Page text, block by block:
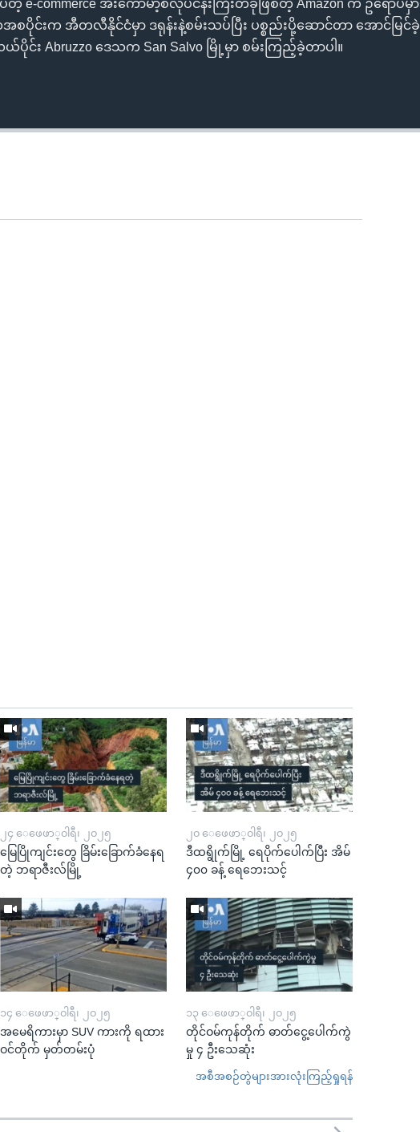
e-commerce အီးကော်မာ့စ်လုပ်ငန်းကြီးတခုဖြစ်တဲ့ Amazon က ဥရောပမှာ
င်းက အီတလီနိုင်ငံမှာ ဒရုန်းနဲ့စမ်းသပ်ပြီး ပစ္စည်းပို့ဆောင်တာ အောင်မြင်ခဲ့
Abruzzo ဒေသက San Salvo မြို့မှာ စမ်းကြည့်ခဲ့တာပါ။
၂၄ ေဖေဖာ္၀ါရီ၊ ၂၀၂၅
မြေပြိုကျင်းတွေ ခြိမ်းခြောက်ခံနေရ
တဲ့ ဘရာဇီးလ်မြို့
၂၀ ေဖေဖာ္၀ါရီ၊ ၂၀၂၅
ဒီထရွိုက်မြို့ ရေပိုက်ပေါက်ပြီး အိမ်
၄၀၀ ခန့် ရေဘေးသင့်
၁၄ ေဖေဖာ္၀ါရီ၊ ၂၀၂၅
အမေရိကားမှာ SUV ကားကို ရထား
ဝင်တိုက် မှတ်တမ်းပုံ
၁၃ ေဖေဖာ္၀ါရီ၊ ၂၀၂၅
တိုင်ဝမ်ကုန်တိုက် ဓာတ်ငွေ့ပေါက်ကွဲ
မှု ၄ ဦးသေဆုံး
အစီအစဉ်တွဲများအားလုံးကြည့်ရှုရန်